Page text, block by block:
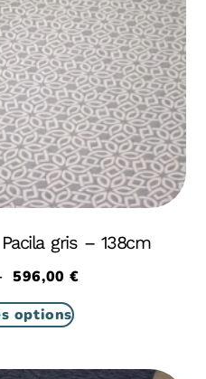
gris – 138cm
596,00€
options